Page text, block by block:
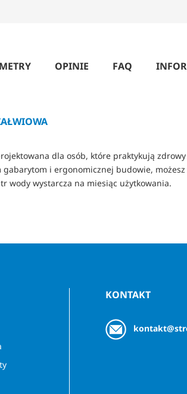
OPINIE FAQ
dla osób, które praktykują
i ergonomicznej budowie,
wody wystarcza na miesiąc użytkowania.
KONTAKT